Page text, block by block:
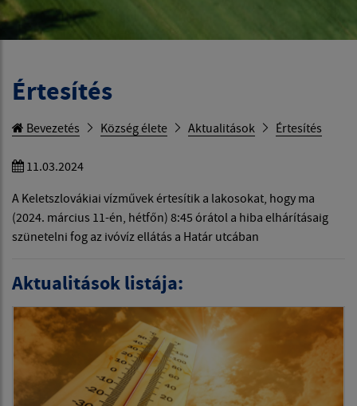
Értesítés
Bevezetés Község élete Aktualitások Értesítés
11.03.2024
A Keletszlovákiai vízművek értesítik a lakosokat, hogy ma
(2024. március 11-én, hétfőn) 8:45 órátol a hiba elhárításaig
szünetelni fog az ivóvíz ellátás a Határ utcában
Aktualitások listája: